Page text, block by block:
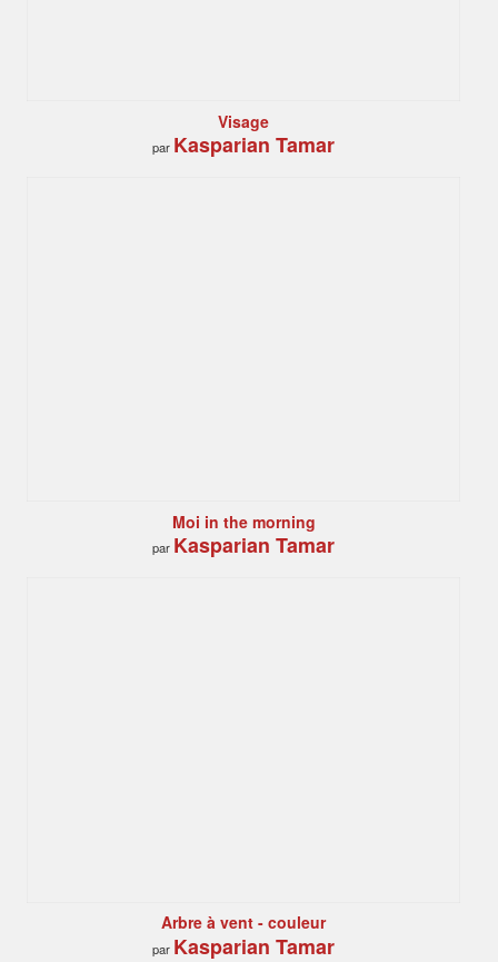
Visage
par Kasparian Tamar
Moi in the morning
par Kasparian Tamar
Arbre à vent - couleur
par Kasparian Tamar